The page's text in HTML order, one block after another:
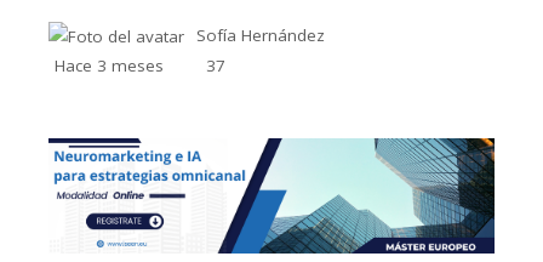
Sofía Hernández
Hace 3 meses
37